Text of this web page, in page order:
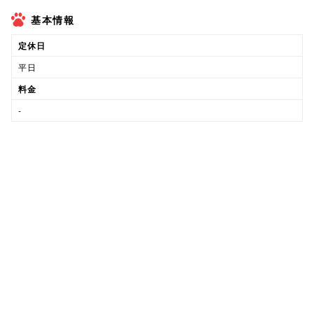
基本情報
定休日
平日
料金
-